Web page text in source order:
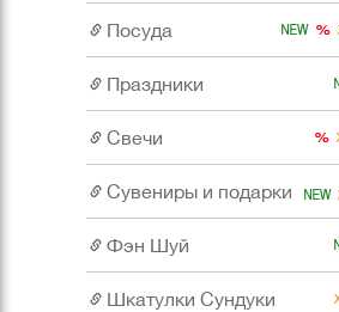
Посуда
Праздники
Свечи
Сувениры и подарки
Фэн Шуй
Шкатулки Сундуки